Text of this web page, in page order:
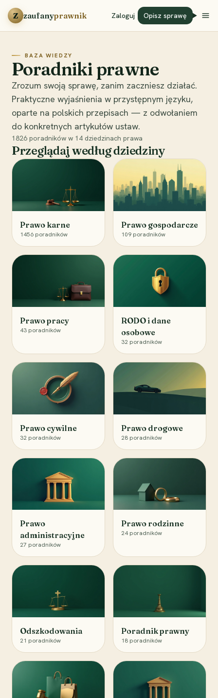
Przejdź do treści
Z zaufanyprawnik Zaloguj Opisz sprawę
BAZA WIEDZY
Poradniki prawne
Zrozum swoją sprawę, zanim zaczniesz działać.
Praktyczne wyjaśnienia w przystępnym języku,
oparte na polskich przepisach — z odwołaniem
do konkretnych artykułów ustaw.
1826 poradników w 14 dziedzinach prawa
Przeglądaj według dziedziny
Prawo karne
1456 poradników
Prawo gospodarcze
109 poradników
Prawo pracy
43 poradników
RODO i dane
osobowe
32 poradników
Prawo cywilne
32 poradników
Prawo drogowe
28 poradników
Prawo
administracyjne
27 poradników
Prawo rodzinne
24 poradników
Odszkodowania
21 poradników
Poradnik prawny
18 poradników